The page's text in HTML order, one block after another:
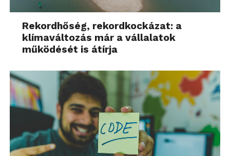
Rekordhőség, rekordkockázat: a
klímaváltozás már a vállalatok
működését is átírja